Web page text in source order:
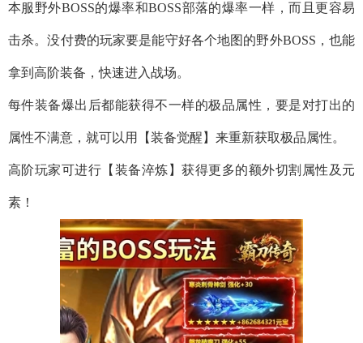
本服野外BOSS的爆率和BOSS部落的爆率一样，而且更容易
击杀。没付费的玩家要是能守好各个地图的野外BOSS，也能
拿到高阶装备，快速进入战场。
每件装备爆出后都能获得不一样的极品属性，要是对打出的
属性不满意，就可以用【装备觉醒】来重新获取极品属性。
高阶玩家可进行【装备淬炼】获得更多的额外切割属性及元
素！